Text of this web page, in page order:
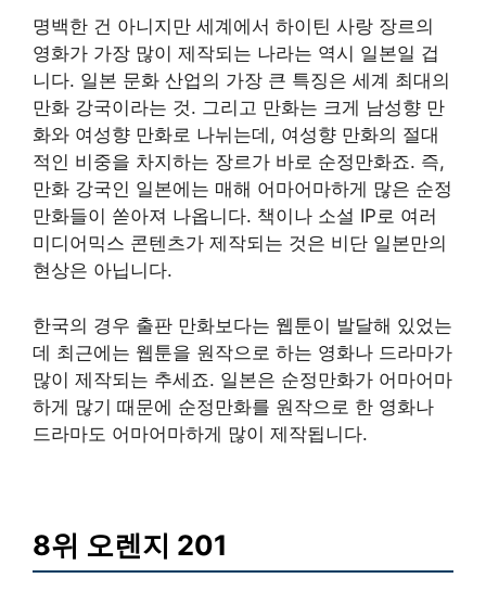
명백한 건 아니지만 세계에서 하이틴 사랑 장르의
영화가 가장 많이 제작되는 나라는 역시 일본일 겁
니다. 일본 문화 산업의 가장 큰 특징은 세계 최대의
만화 강국이라는 것. 그리고 만화는 크게 남성향 만
화와 여성향 만화로 나뉘는데, 여성향 만화의 절대
적인 비중을 차지하는 장르가 바로 순정만화죠. 즉,
만화 강국인 일본에는 매해 어마어마하게 많은 순정
만화들이 쏟아져 나옵니다. 책이나 소설 IP로 여러
미디어믹스 콘텐츠가 제작되는 것은 비단 일본만의
현상은 아닙니다.
한국의 경우 출판 만화보다는 웹툰이 발달해 있었는
데 최근에는 웹툰을 원작으로 하는 영화나 드라마가
많이 제작되는 추세죠. 일본은 순정만화가 어마어마
하게 많기 때문에 순정만화를 원작으로 한 영화나
드라마도 어마어마하게 많이 제작됩니다.
8위 오렌지 201